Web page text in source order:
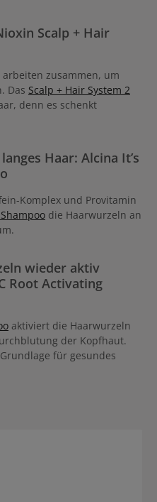
Wirkung kann man steigern,
Produkten aus der
Lotion oder der Ampullenkur
wird.
Scalp + Hair
zusammen, um
Das Scalp + Hair System 2
denn es schenkt
Haar: Alcina It’s
Komplex und Provitamin
die Haarwurzeln an
wieder aktiv
Root Activating
aktiviert die Haarwurzeln
der Kopfhaut.
für gesundes